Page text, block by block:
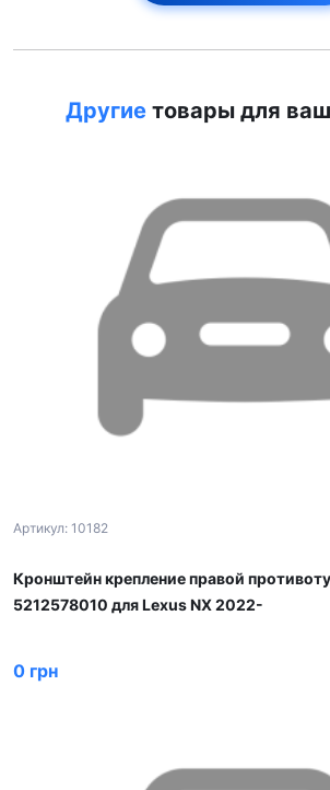
Другие товары для
Артикул: 10182
Кронштейн крепление правой
5212578010 для Lexus NX 2022-
0 грн